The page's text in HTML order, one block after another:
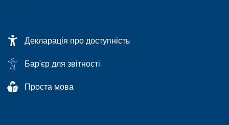
Декларація про доступність
Бар'єр для звітності
Проста мова